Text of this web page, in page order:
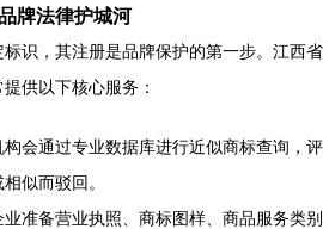
牌法律护城河
识，其注册是品牌保护的第一步。江西省
供以下核心服务：
构会通过专业数据库进行近似商标查询，评
似而驳回。
业准备营业执照、商标图样、商品服务类别